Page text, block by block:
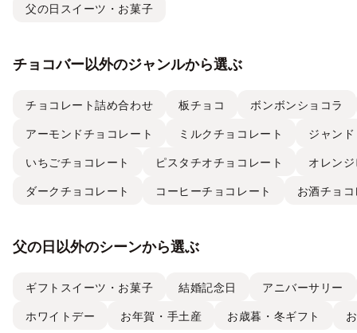
父の日スイーツ・お菓子
チョコバー以外のジャンルから選ぶ
チョコレート詰め合わせ 板チョコ ボンボンショコラ
アーモンドチョコレート ミルクチョコレート ジャン
いちごチョコレート ピスタチオチョコレート オレン
ダークチョコレート コーヒーチョコレート お酒チョ
父の日以外のシーンから選ぶ
ギフトスイーツ・お菓子 結婚記念日 アニバーサリー
ホワイトデー お年賀・手土産 お歳暮・冬ギフト